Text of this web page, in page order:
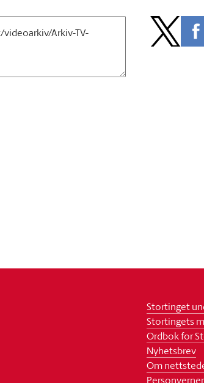
Stortinget
Stortingets
Ordbok for
Nyhetsbrev
Om